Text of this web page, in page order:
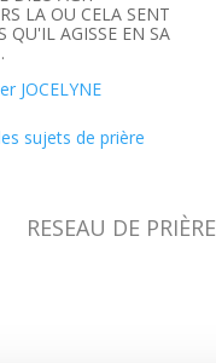
LA OU CELA SENT
QU'IL AGISSE EN SA
JOCELYNE
sujets de prière
RESEAU DE PRIÈRE